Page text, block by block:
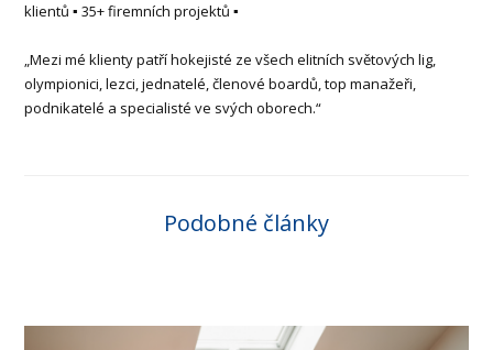
klientů ▪ 35+ firemních projektů ▪
„Mezi mé klienty patří hokejisté ze všech elitních světových lig,
olympionici, lezci, jednatelé, členové boardů, top manažeři,
podnikatelé a specialisté ve svých oborech.“
Podobné články